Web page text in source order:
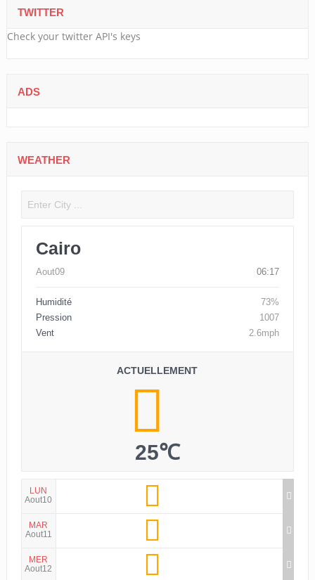
TWITTER
Check your twitter API's keys
ADS
WEATHER
Cairo
Aout09 06:17
Humidité
73%
Pression
1007
Vent
2.6mph
ACTUELLEMENT
25℃
LUN
Aout10
MAR
Aout11
MER
Aout12